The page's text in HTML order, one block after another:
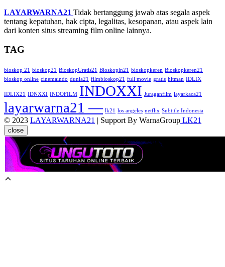
LAYARWARNA21 Tidak bertanggung jawab atas segala aspek
tentang kepatuhan, hak cipta, legalitas, kesopanan, atau aspek lain
dari konten situs streaming film online lainnya.
TAG
bioskop 21 bioskop21 BioskopGratis21 Bioskopin21 bioskopkeren Bioskopkeren21
bioskop online cinemaindo dunia21 filmbioskop21 full movie gratis hitman IDLIX
IDLIX21 IDNXXI INDOFILM INDOXXI Juraganfilm layarkaca21
layarwarna21 — lk21 los angeles netflix Subtitle Indonesia
© 2023 LAYARWARNA21 | Support By WarnaGroup LK21
close